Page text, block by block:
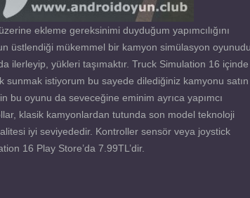
ekleme gereksinimi duyduğum yapımcılığını
üstlendiği mükemmel bir kamyon simülasyon
ilerleyip, yükleri taşımaktır. Truck Simulation 16 içinde
sunmak istiyorum bu sayede dilediğiniz kamyonu satın
oyunu da seveceğine eminim ayrıca yapımcı
klasik kamyonlardan tutunda son model teknoloji
iyi seviyededir. Kontroller sensör veya joystick
16 Play Store’da 7.99TL’dir.